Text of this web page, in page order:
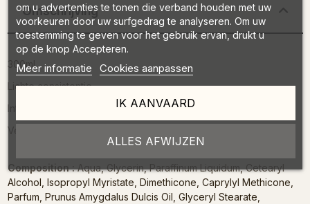
Omschrijving
300ml
Lichte consistentie
Intens parfum dat lang blijft
Verrijkte en dermatologisch geteste formule
Composition :Aqua, Glycerin, Paraffinum Liquidum, Cetearyl
Alcohol, Isopropyl Myristate, Dimethicone, Caprylyl Methicone,
Parfum, Prunus Amygdalus Dulcis Oil, Glyceryl Stearate,
om u advertenties te tonen die verband houden met uw
voorkeuren door uw surfgedrag te analyseren. Om uw
toestemming te geven voor het gebruik ervan, drukt u
op de knop Accepteren.
Meer informatie Cookies aanpassen
ALLES AFWIJZEN
IK AANVAARD